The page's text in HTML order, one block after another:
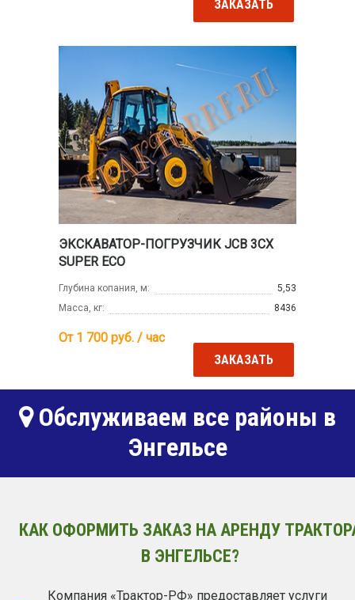
ЗАКАЗАТЬ
ЭКСКАВАТОР-ПОГРУЗЧИК JCB 3CX
SUPER ECO
Глубина копания, м:
5,53
Масса, кг:
8436
От 1 700 руб. / час
ЗАКАЗАТЬ
Обслуживаем все районы в
Энгельсе
КАК ОФОРМИТЬ ЗАКАЗ НА АРЕНДУ
В ЭНГЕЛЬСЕ?
Компания «Трактор-РФ» предоставляет услуги